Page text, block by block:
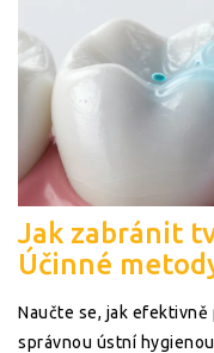
Jak zabránit
Účinné
Naučte se, jak
správnou ústní